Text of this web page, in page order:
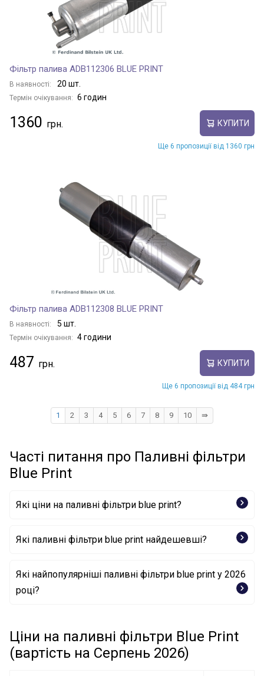
Фільтр палива ADB112306 BLUE PRINT
В наявності: 20 шт.
Термін очікування: 6 годин
1360 КУПИТИ
Ще 6 пропозиції від 1360 грн
Фільтр палива ADB112308 BLUE PRINT
В наявності: 5 шт.
Термін очікування: 4 години
487 КУПИТИ
Ще 6 пропозиції від 484 грн
1 2 3 4 5 6 7 8 9 10 ⇛
Часті питання про Паливні фільтри
Blue Print
Які ціни на паливні фільтри blue print?
Які паливні фільтри blue print найдешевші?
Які найпопулярніші паливні фільтри blue print у 2026
році?
Фільтр палива ADG02325 BLUE PRINT
Фільтр палива ADG02369 BLUE PRINT
Фільтр палива ADG02392 BLUE PRINT
Ціни на паливні фільтри Blue Print
(вартість на Серпень 2026)